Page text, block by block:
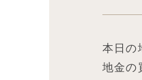
本日の
地金の